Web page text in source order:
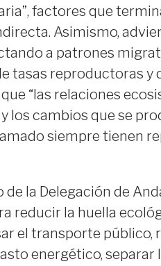
factores que
Asimismo,
a patrones
tasas reproductoras y
“las relaciones
los cambios que se
siempre tienen
de la Delegación de
reducir la huella
el transporte público,
energético,